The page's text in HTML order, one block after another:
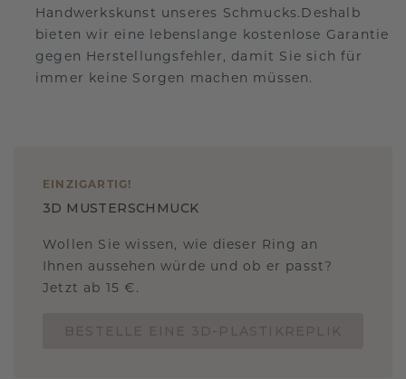
Handwerkskunst unseres Schmucks.Deshalb
bieten wir eine lebenslange kostenlose Garantie
gegen Herstellungsfehler, damit Sie sich für
immer keine Sorgen machen müssen.
EINZIGARTIG !
3D MUSTERSCHMUCK
Wollen Sie wissen, wie dieser Ring an
Ihnen aussehen würde und ob er passt?
Jetzt ab 15 €.